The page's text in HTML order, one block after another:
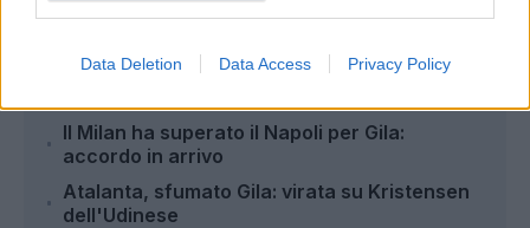
Data Deletion Data Access Privacy Policy
Il Milan ha superato il Napoli per Gila:
accordo in arrivo
Atalanta, sfumato Gila: virata su Kristensen
dell'Udinese